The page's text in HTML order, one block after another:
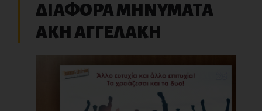
ΔΙΑΦΟΡΑ ΜΗΝΥΜΑΤΑ
ΑΚΗ ΑΓΓΕΛΑΚΗ